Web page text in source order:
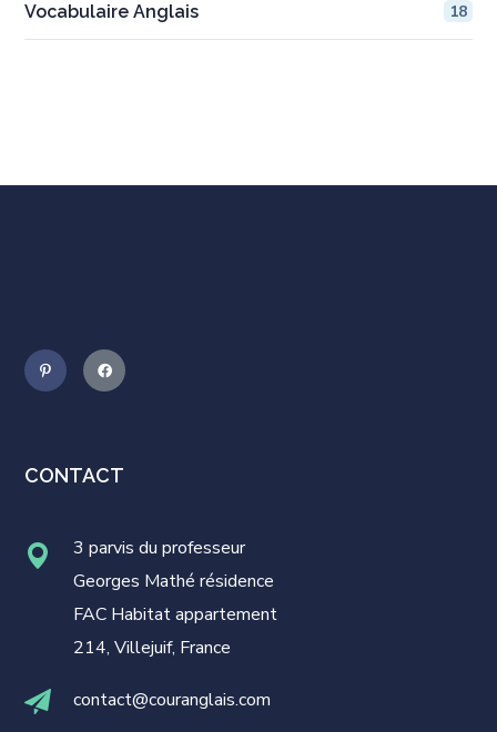
Vocabulaire Anglais 18
CONTACT
3 parvis du professeur
Georges Mathé résidence
FAC Habitat appartement
214, Villejuif, France
contact@couranglais.com